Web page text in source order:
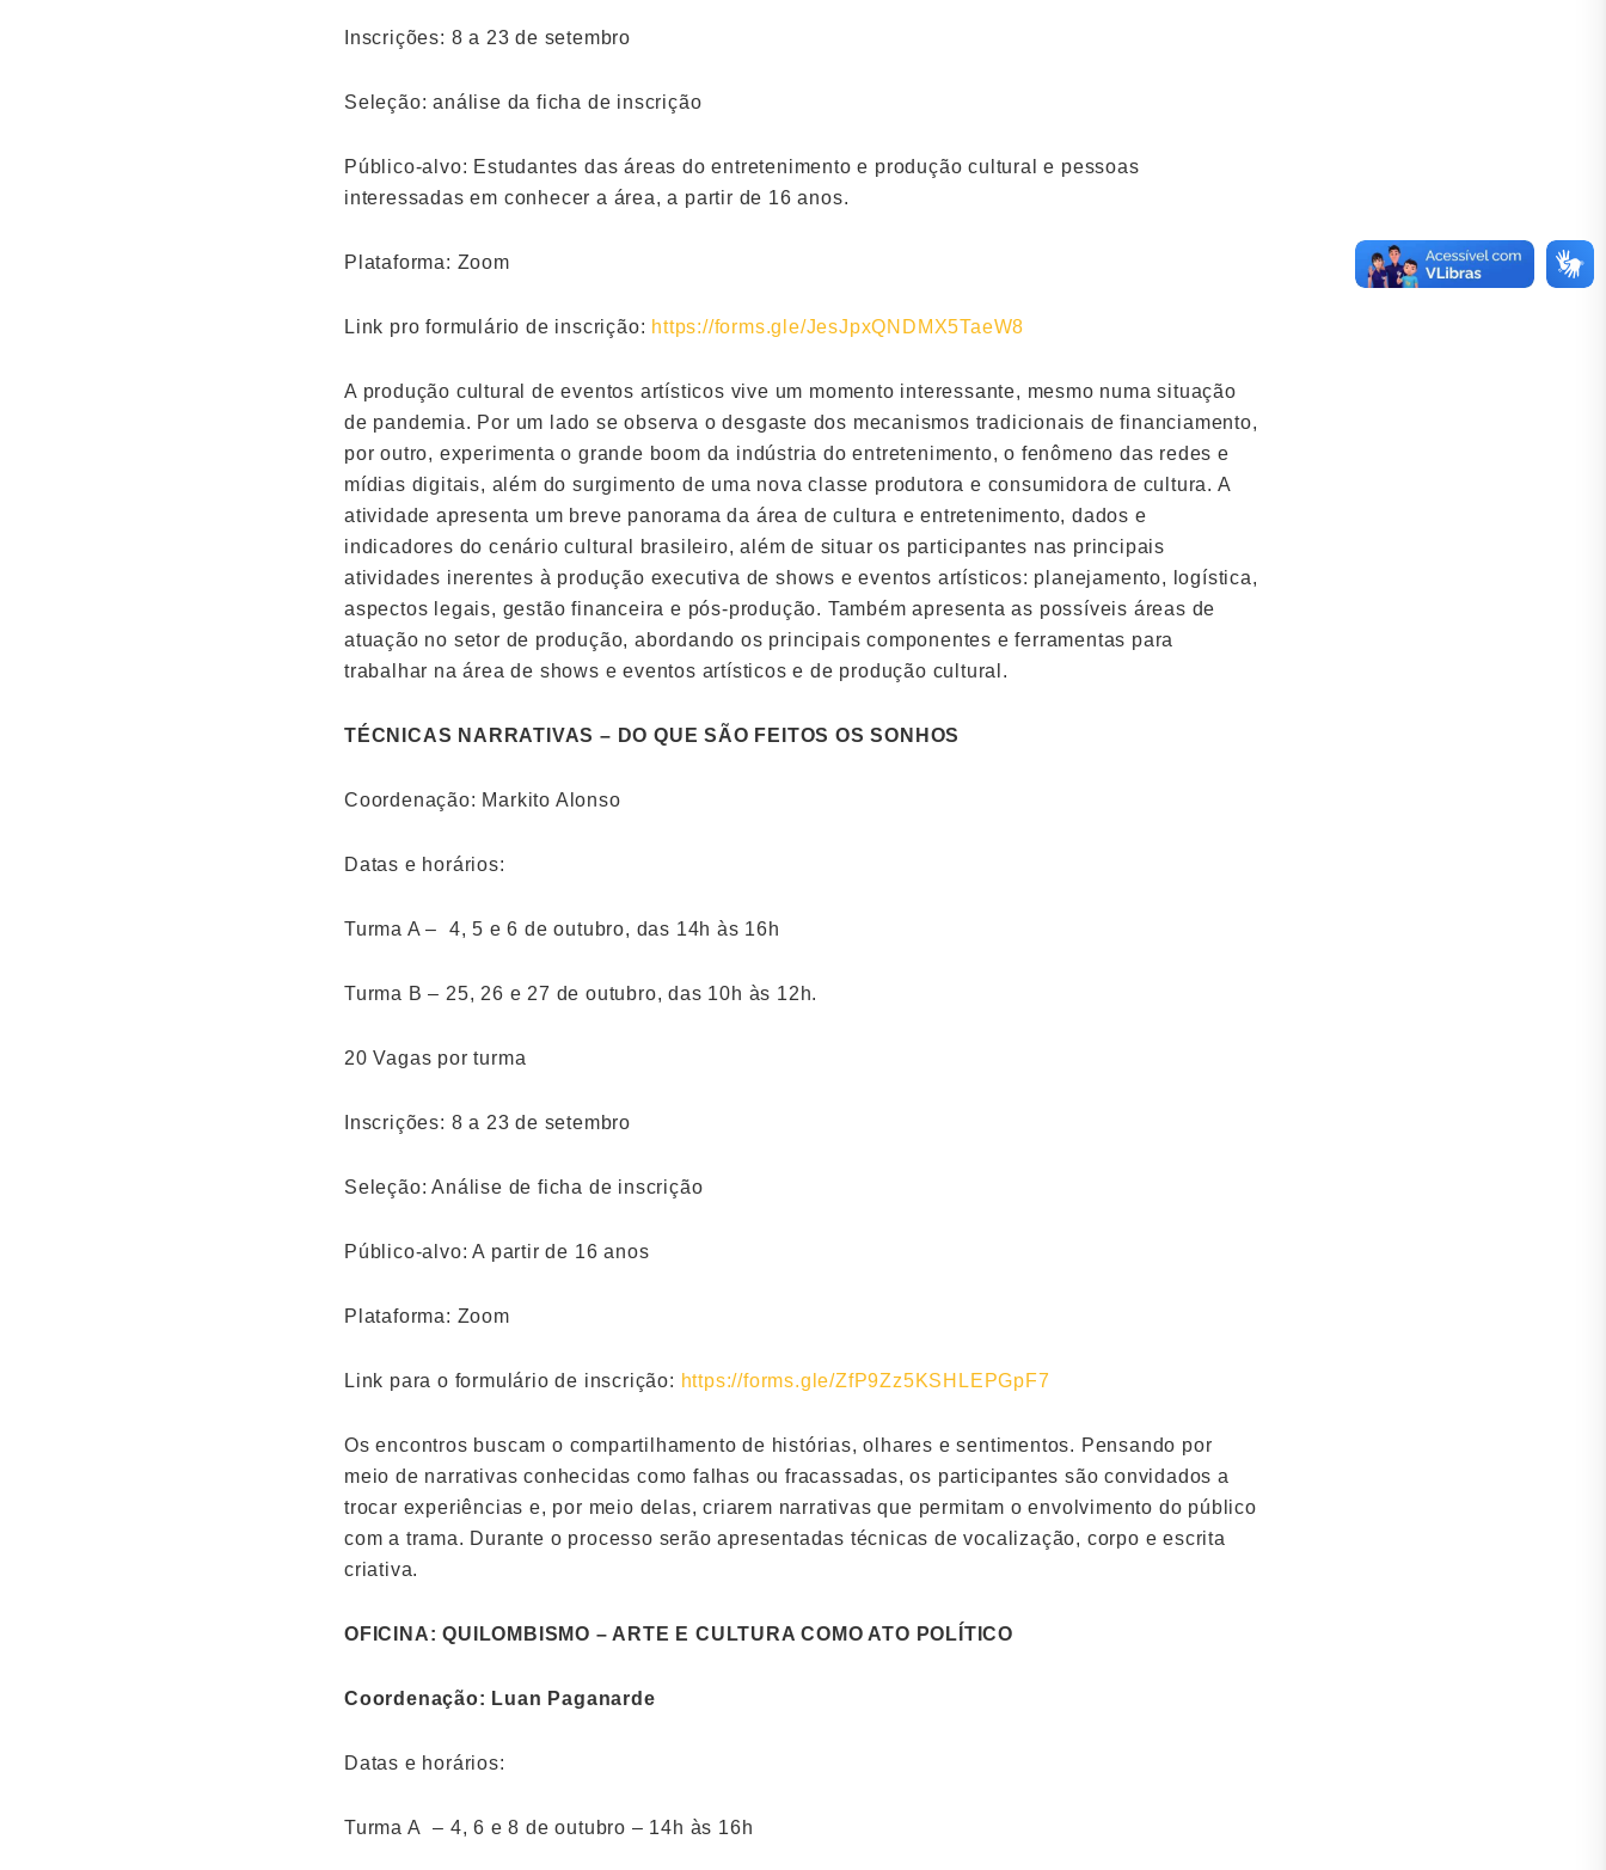
Inscrições: 8 a 23 de setembro
Seleção: análise da ficha de inscrição
Público-alvo: Estudantes das áreas do entretenimento e produção cultural e pessoas
interessadas em conhecer a área, a partir de 16 anos.
Plataforma: Zoom
Link pro formulário de inscrição: https://forms.gle/JesJpxQNDMX5TaeW8
A produção cultural de eventos artísticos vive um momento interessante, mesmo numa situação
de pandemia. Por um lado se observa o desgaste dos mecanismos tradicionais de financiamento,
por outro, experimenta o grande boom da indústria do entretenimento, o fenômeno das redes e
mídias digitais, além do surgimento de uma nova classe produtora e consumidora de cultura. A
atividade apresenta um breve panorama da área de cultura e entretenimento, dados e
indicadores do cenário cultural brasileiro, além de situar os participantes nas principais
atividades inerentes à produção executiva de shows e eventos artísticos: planejamento, logística,
aspectos legais, gestão financeira e pós-produção. Também apresenta as possíveis áreas de
atuação no setor de produção, abordando os principais componentes e ferramentas para
trabalhar na área de shows e eventos artísticos e de produção cultural.
TÉCNICAS NARRATIVAS – DO QUE SÃO FEITOS OS SONHOS
Coordenação: Markito Alonso
Datas e horários:
Turma A – 4, 5 e 6 de outubro, das 14h às 16h
Turma B – 25, 26 e 27 de outubro, das 10h às 12h.
20 Vagas por turma
Inscrições: 8 a 23 de setembro
Seleção: Análise de ficha de inscrição
Público-alvo: A partir de 16 anos
Plataforma: Zoom
Link para o formulário de inscrição: https://forms.gle/ZfP9Zz5KSHLEPGpF7
Os encontros buscam o compartilhamento de histórias, olhares e sentimentos. Pensando por
meio de narrativas conhecidas como falhas ou fracassadas, os participantes são convidados a
trocar experiências e, por meio delas, criarem narrativas que permitam o envolvimento do público
com a trama. Durante o processo serão apresentadas técnicas de vocalização, corpo e escrita
criativa.
OFICINA: QUILOMBISMO – ARTE E CULTURA COMO ATO POLÍTICO
Coordenação: Luan Paganarde
Datas e horários:
Turma A – 4, 6 e 8 de outubro – 14h às 16h